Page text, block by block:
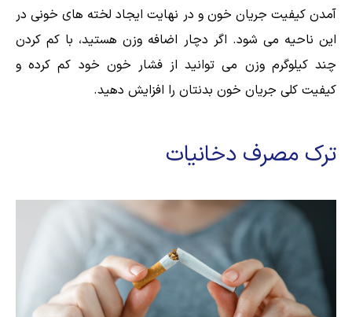
آمدن کیفیت جریان خون و در نهايت ایجاد لخته های خونی در
این ناحیه می شود. اگر دچار اضافه وزن هستید، با کم کردن
چند کیلوگرم وزن می توانید از فشار خون خود کم کرده و
کیفیت کلی جریان خون بدنتان را افزایش دهید.
ترک مصرف دخانیات